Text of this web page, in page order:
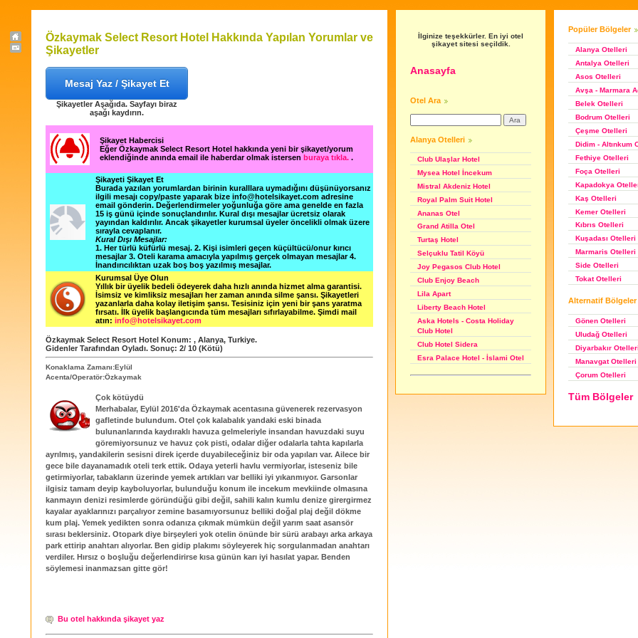
Özkaymak Select Resort Hotel Hakkında Yapılan Yorumlar ve
Şikayetler
Mesaj Yaz / Şikayet Et
Şikayetler Aşağıda. Sayfayı biraz
aşağı kaydırın.
Şikayet Habercisi
Eğer Özkaymak Select Resort Hotel hakkında yeni bir şikayet/yorum
eklendiğinde anında email ile haberdar olmak istersen buraya tıkla. .
Şikayeti Şikayet Et
Burada yazılan yorumlardan birinin kuralllara uymadığını düşünüyorsanız
ilgili mesajı copy/paste yaparak bize info@hotelsikayet.com adresine
email gönderin. Değerlendirmeler yoğunluğa göre ama genelde en fazla
15 iş günü içinde sonuçlandırılır. Kural dışı mesajlar ücretsiz olarak
yayından kaldırılır. Ancak şikayetler kurumsal üyeler öncelikli olmak üzere
sırayla cevaplanır.
Kural Dışı Mesajlar:
1. Her türlü küfürlü mesaj. 2. Kişi isimleri geçen küçültücü/onur kırıcı
mesajlar 3. Oteli karama amacıyla yapılmış gerçek olmayan mesajlar 4.
İnandırıcılıktan uzak boş boş yazılmış mesajlar.
Kurumsal Üye Olun
Yıllık bir üyelik bedeli ödeyerek daha hızlı anında hizmet alma garantisi.
İsimsiz ve kimliksiz mesajları her zaman anında silme şansı. Şikayetleri
yazanlarla daha kolay iletişim şansı. Tesisiniz için yeni bir şans yaratma
fırsatı. İlk üyelik başlangıcında tüm mesajları sıfırlayabilme. Şimdi mail
atın: info@hotelsikayet.com
Özkaymak Select Resort Hotel Konum: , Alanya, Turkiye.
Gidenler Tarafından Oyladı. Sonuç: 2/ 10 (Kötü)
Konaklama Zamanı:Eylül
Acenta/Operatör:Özkaymak
Çok kötüydü
Merhabalar, Eylül 2016'da Özkaymak acentasına güvenerek rezervasyon
gafletinde bulundum. Otel çok kalabalık yandaki eski binada
bulunanlarında kaydıraklı havuza gelmeleriyle insandan havuzdaki suyu
göremiyorsunuz ve havuz çok pisti, odalar diğer odalarla tahta kapılarla
ayrılmış, yandakilerin sesisni direk içerde duyabileceğiniz bir oda yapıları var. Ailece bir
gece bile dayanamadık oteli terk ettik. Odaya yeterli havlu vermiyorlar, isteseniz bile
getirmiyorlar, tabakların üzerinde yemek artıkları var belliki iyi yıkanmıyor. Garsonlar
ilgisiz tamam deyip kayboluyorlar, bulunduğu konum ile incekum mevkiinde olmasına
kanmayın denizi resimlerde göründüğü gibi değil, sahili kalın kumlu denize girergirmez
kayalar ayaklarınızı parçalıyor zemine basamıyorsunuz belliki doğal plaj değil dökme
kum plaj. Yemek yedikten sonra odanıza çıkmak mümkün değil yarım saat asansör
sırası beklersiniz. Otopark diye birşeyleri yok otelin önünde bir sürü arabayı arka arkaya
park ettirip anahtarı alıyorlar. Ben gidip plakımı söyleyerek hiç sorgulanmadan anahtarı
verdiler. Hırsız o boşluğu değerlendirirse kısa günün karı iyi hasılat yapar. Benden
söylemesi inanmazsan gitte gör!
Bu otel hakkında şikayet yaz
İlginize teşekkürler. En iyi otel
şikayet sitesi seçildik.
Anasayfa
Otel Ara
Alanya Otelleri
Club Ulaşlar Hotel
Mysea Hotel İncekum
Mistral Akdeniz Hotel
Royal Palm Suit Hotel
Ananas Otel
Grand Atilla Otel
Turtaş Hotel
Selçuklu Tatil Köyü
Joy Pegasos Club Hotel
Club Enjoy Beach
Lila Apart
Liberty Beach Hotel
Aska Hotels - Costa Holiday
Club Hotel
Club Hotel Sidera
Esra Palace Hotel - İslami Otel
Popüler Bölgeler
Alanya Otelleri
Antalya Otelleri
Asos Otelleri
Avşa - Marmara
Belek Otelleri
Bodrum Otelleri
Çeşme Otelleri
Didim - Altınkum
Fethiye Otelleri
Foça Otelleri
Kapadokya
Kaş Otelleri
Kemer Otelleri
Kıbrıs Otelleri
Kuşadası Otelleri
Marmaris Otelleri
Side Otelleri
Tokat Otelleri
Alternatif Bölgeler
Gönen Otelleri
Uludağ Otelleri
Diyarbakır
Manavgat Otelleri
Çorum Otelleri
Tüm Bölgeler